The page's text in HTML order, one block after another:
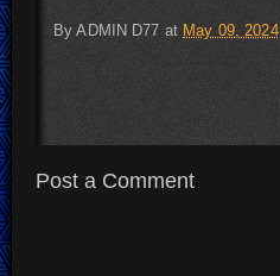
ByADMIN D77 at May 09, 2024
Post a Comment